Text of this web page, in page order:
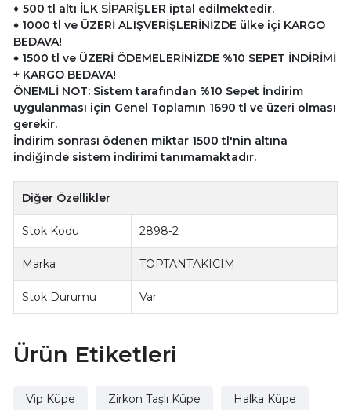
♦ 500 tl altı İLK SİPARİŞLER iptal edilmektedir.
♦1000 tl ve ÜZERİ ALIŞVERİŞLERİNİZDE ülke içi KARGO
BEDAVA!
♦ 1500 tl ve ÜZERİ ÖDEMELERİNİZDE %10 SEPET İNDİRİMİ
+ KARGO BEDAVA!
ÖNEMLİ NOT: Sistem tarafından %10 Sepet İndirim
uygulanması için Genel Toplamın 1690 tl ve üzeri olması
gerekir.
İndirim sonrası ödenen miktar 1500 tl'nin altına
indiğinde sistem indirimi tanımamaktadır.
Diğer Özellikler
Stok Kodu 2898-2
Marka TOPTANTAKICIM
Stok Durumu Var
Ürün Etiketleri
Vip Küpe Zirkon Taşlı Küpe Halka Küpe